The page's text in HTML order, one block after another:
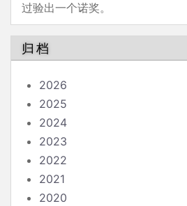
过验出一个诺奖。
归档
2026
2025
2024
2023
2022
2021
2020